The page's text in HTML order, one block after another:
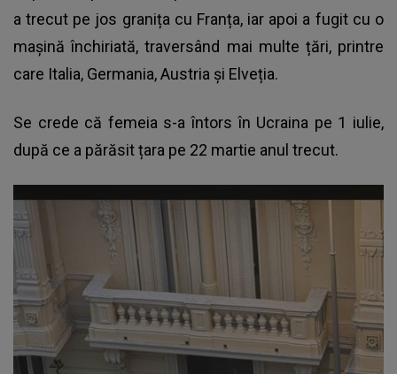
a trecut pe jos granița cu Franța, iar apoi a fugit cu o
mașină închiriată, traversând mai multe țări, printre
care Italia, Germania, Austria și Elveția.
Se crede că femeia s-a întors în Ucraina pe 1 iulie,
după ce a părăsit țara pe 22 martie anul trecut.